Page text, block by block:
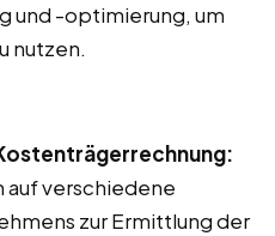
und -optimierung, um
nutzen.
auf verschiedene
zur Ermittlung der